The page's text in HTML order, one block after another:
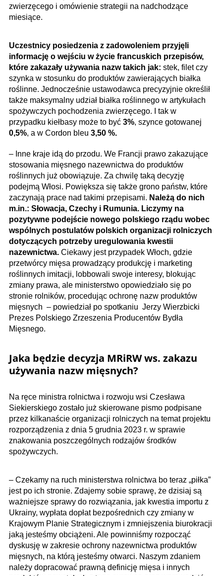
zwierzęcego i omówienie strategii na nadchodzące
miesiące.
Uczestnicy posiedzenia z zadowoleniem przyjęli
informację o wejściu w życie francuskich przepisów,
które zakazały używania nazw takich jak: stek, filet czy
szynka w stosunku do produktów zawierających białka
roślinne. Jednocześnie ustawodawca precyzyjnie określił
także maksymalny udział białka roślinnego w artykułach
spożywczych pochodzenia zwierzęcego. I tak w
przypadku kiełbasy może to być 3%, szynce gotowanej
0,5%, a w Cordon bleu 3,50 %.
– Inne kraje idą do przodu. We Francji prawo zakazujące
stosowania mięsnego nazewnictwa do produktów
roślinnych już obowiązuje. Za chwilę taką decyzję
podejmą Włosi. Powiększa się także grono państw, które
zaczynają prace nad takimi przepisami. Należą do nich
m.in.: Słowacja, Czechy i Rumunia. Liczymy na
pozytywne podejście nowego polskiego rządu wobec
wspólnych postulatów polskich organizacji rolniczych
dotyczących potrzeby uregulowania kwestii
nazewnictwa. Ciekawy jest przypadek Włoch, gdzie
przetwórcy mięsa prowadzący produkcję i marketing
roślinnych imitacji, lobbowali swoje interesy, blokując
zmiany prawa, ale ministerstwo opowiedziało się po
stronie rolników, procedując ochronę nazw produktów
mięsnych – powiedział po spotkaniu Jerzy Wierzbicki
Prezes Polskiego Zrzeszenia Producentów Bydła
Mięsnego.
Jaka będzie decyzja MRiRW ws. zakazu
używania nazw mięsnych?
Na ręce ministra rolnictwa i rozwoju wsi Czesława
Siekierskiego zostało już skierowane pismo podpisane
przez kilkanaście organizacji rolniczych na temat projektu
rozporządzenia z dnia 5 grudnia 2023 r. w sprawie
znakowania poszczególnych rodzajów środków
spożywczych.
– Czekamy na ruch ministerstwa rolnictwa bo teraz „piłka”
jest po ich stronie. Zdajemy sobie sprawę, że dzisiaj są
ważniejsze sprawy do rozwiązania, jak kwestia importu z
Ukrainy, wypłata dopłat bezpośrednich czy zmiany w
Krajowym Planie Strategicznym i zmniejszenia biurokracji
jaką jesteśmy obciążeni. Ale powinniśmy rozpocząć
dyskusję w zakresie ochrony nazewnictwa produktów
mięsnych, na którą jesteśmy otwarci. Naszym zdaniem
należy dopracować prawną definicję mięsa i innych